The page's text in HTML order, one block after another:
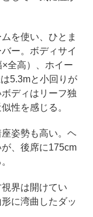
を使い、ひとま
ー。ボディサイ
全高）、ホイー
5.3mと小回りが
ディはリーフ独
性を感じる。
姿勢も高い。ヘ
、後席に175cm
界は開けてい
に湾曲したダッ